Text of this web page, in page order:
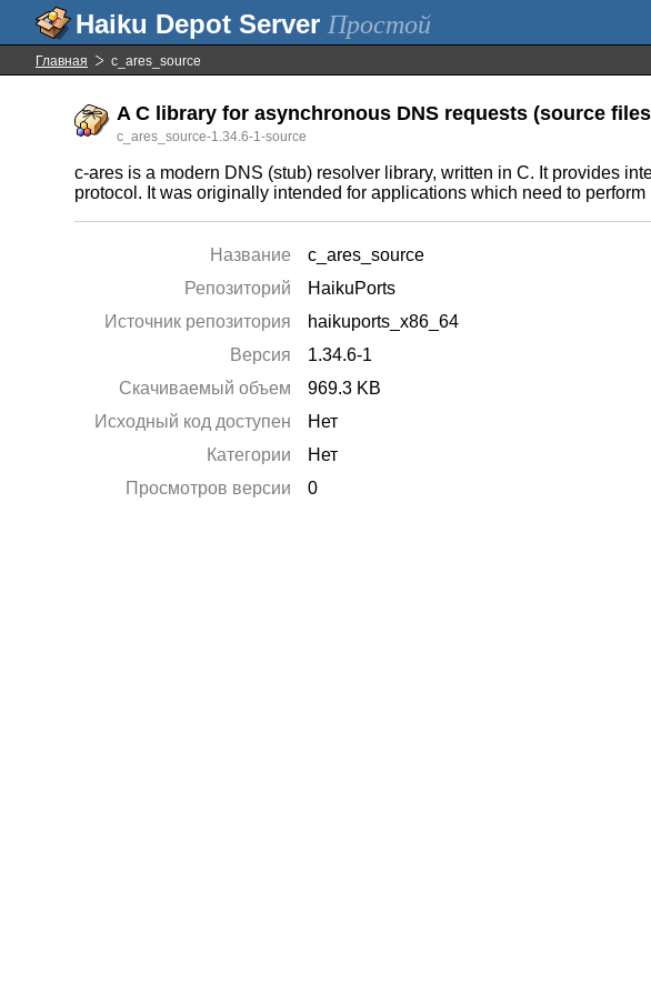
Простой
Главная c_ares_source
A C library for asynchronous DNS requests (source
c_ares_source-1.34.6-1-source
c-ares is a modern DNS (stub) resolver library, written in C. It provides
protocol. It was originally intended for applications which need to
Название
c_ares_source
Репозиторий
HaikuPorts
Источник репозитория
haikuports_x86_64
Версия
1.34.6-1
Скачиваемый объем
969.3 KB
Исходный код доступен
Нет
Категории
Нет
Просмотров версии
0